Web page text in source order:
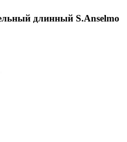
длинный S.Anselmo